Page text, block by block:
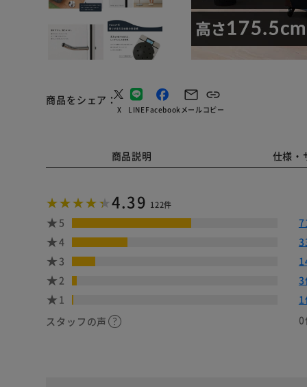
商品をシェア
X LINEFacebookメールコピー
商品説明 仕様・
4.39 122件
5
4
3
2
3
1
スタッフの声